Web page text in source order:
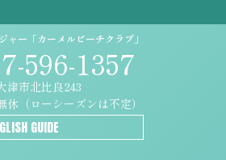
ャー「カーメルビーチクラブ」
596-1357
津市北比良243
休（ローシーズンは不定）
GUIDE